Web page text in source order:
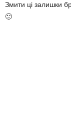
Змити ці залишки
🙂